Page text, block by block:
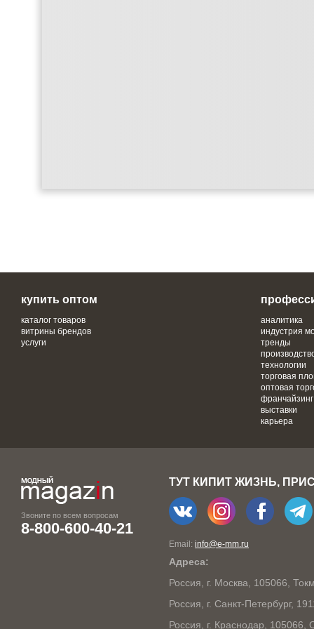
купить оптом
каталог товаров
витрины брендов
услуги
аналитика
индустрия
тренды
технологии
торговая
оптовая
франчайзинг
выставки
карьера
Звоните по всем вопросам
8-800-600-40-21
ТУТ КИПИТ ЖИЗНЬ,
Email: info@e-mm.ru
Адреса:
Россия, г. Москва, 105066,
Россия, г. Санкт-Петербург,
Россия, г. Краснодар,